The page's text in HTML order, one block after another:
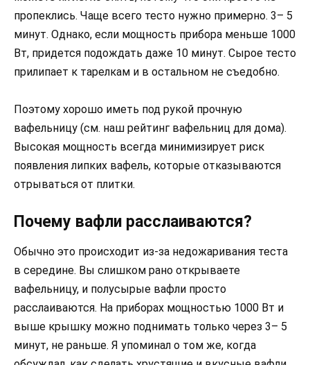
пропеклись. Чаще всего тесто нужно примерно. 3– 5
минут. Однако, если мощность прибора меньше 1000
Вт, придется подождать даже 10 минут. Сырое тесто
прилипает к тарелкам и в остальном не съедобно.
Поэтому хорошо иметь под рукой прочную
вафельницу (см. наш рейтинг вафельниц для дома).
Высокая мощность всегда минимизирует риск
появления липких вафель, которые отказываются
отрываться от плитки.
Почему вафли расслаиваются?
Обычно это происходит из-за недожаривания теста
в середине. Вы слишком рано открываете
вафельницу, и полусырые вафли просто
расслаиваются. На приборах мощностью 1000 Вт и
выше крышку можно поднимать только через 3– 5
минут, не раньше. Я упоминал о том же, когда